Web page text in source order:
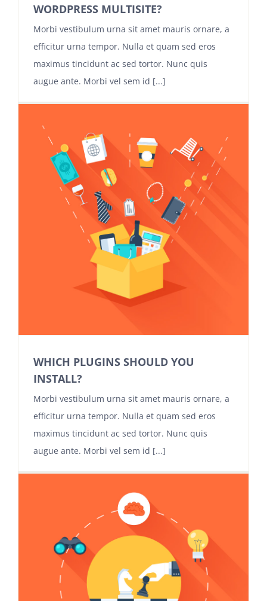
WORDPRESS MULTISITE?
Morbi vestibulum urna sit amet mauris ornare, a
efficitur urna tempor. Nulla et quam sed eros
maximus tincidunt ac sed tortor. Nunc quis
augue ante. Morbi vel sem id [...]
WHICH PLUGINS SHOULD YOU
INSTALL?
Morbi vestibulum urna sit amet mauris ornare, a
efficitur urna tempor. Nulla et quam sed eros
maximus tincidunt ac sed tortor. Nunc quis
augue ante. Morbi vel sem id [...]